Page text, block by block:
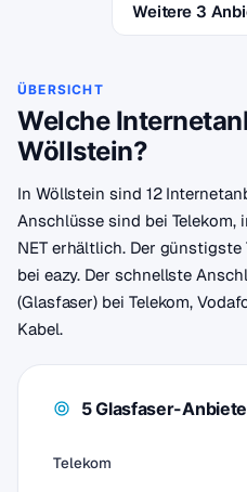
Weitere 3
ÜBERSICHT
Welche
Wöllstein?
In Wöllstein sind 12
Anschlüsse sind bei Telekom,
NET erhältlich. Der
bei eazy. Der schnellste
(Glasfaser) bei Telekom,
Kabel.
5 Glasfaser-
Telekom